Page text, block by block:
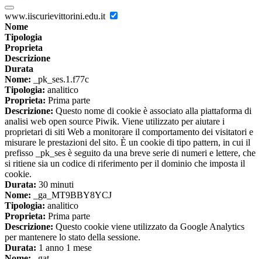
www.iiscurievittorini.edu.it
Nome
Tipologia
Proprieta
Descrizione
Durata
Nome: _pk_ses.1.f77c
Tipologia: analitico
Proprieta: Prima parte
Descrizione: Questo nome di cookie è associato alla piattaforma di
analisi web open source Piwik. Viene utilizzato per aiutare i
proprietari di siti Web a monitorare il comportamento dei visitatori e
misurare le prestazioni del sito. È un cookie di tipo pattern, in cui il
prefisso _pk_ses è seguito da una breve serie di numeri e lettere, che
si ritiene sia un codice di riferimento per il dominio che imposta il
cookie.
Durata: 30 minuti
Nome: _ga_MT9BBY8YCJ
Tipologia: analitico
Proprieta: Prima parte
Descrizione: Questo cookie viene utilizzato da Google Analytics
per mantenere lo stato della sessione.
Durata: 1 anno 1 mese